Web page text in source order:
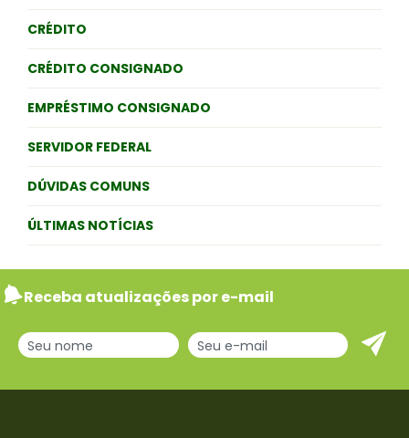
CRÉDITO
CRÉDITO CONSIGNADO
EMPRÉSTIMO CONSIGNADO
SERVIDOR FEDERAL
DÚVIDAS COMUNS
ÚLTIMAS NOTÍCIAS
Receba atualizações por e-mail